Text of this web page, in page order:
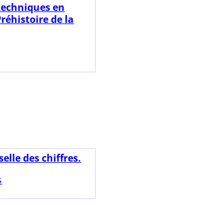
en
de la
des chiffres.